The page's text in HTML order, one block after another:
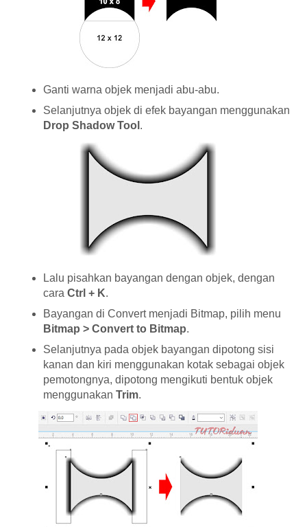
Ganti warna objek menjadi abu-abu.
Selanjutnya objek di efek bayangan menggunakan
Drop Shadow Tool .
Lalu pisahkan bayangan dengan objek, dengan
cara Ctrl + K.
Bayangan di Convert menjadi Bitmap, pilih menu
Bitmap > Convert to Bitmap.
Selanjutnya pada objek bayangan dipotong sisi
kanan dan kiri menggunakan kotak sebagai objek
pemotongnya, dipotong mengikuti bentuk objek
menggunakan Trim.